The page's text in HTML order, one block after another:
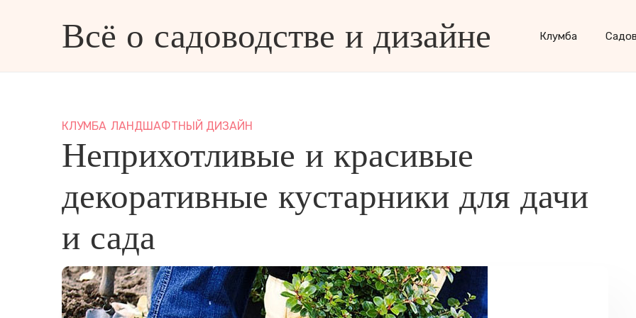
Всё о садоводстве и дизайне Клумба
КЛУМБА ЛАНДШАФТНЫЙ ДИЗАЙН
Неприхотливые и красивые
декоративные кустарники для дачи
и сада
и дизайне